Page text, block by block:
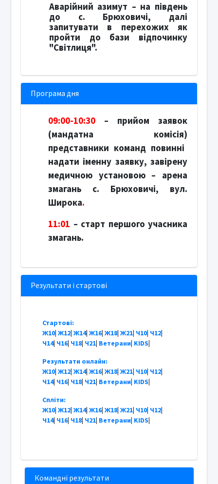
Аварійний азимут – на південь
до с. Брюховичі, далі
запитувати в перехожих як
пройти до бази відпочинку
"Світлиця".
Програма дня
09:00-10:30 – прийом заявок
(мандатна комісія)
представники команд повинні
надати іменну заявку, завірену
медичною установою – арена
змагань с. Брюховичі, вул.
Широка.
11:01 – старт першого учасника
змагань.
Результати і стартові
Стартові:
Ж10| Ж12| Ж14| Ж16| Ж18| Ж21| Ч10| Ч12|
Ч14| Ч16| Ч18| Ч21| Ветерани| KIDS|
Результати онлайн:
Ж10| Ж12| Ж14| Ж16| Ж18| Ж21| Ч10| Ч12|
Ч14| Ч16| Ч18| Ч21| Ветерани| KIDS|
Спліти:
Ж10| Ж12| Ж14| Ж16| Ж18| Ж21| Ч10| Ч12|
Ч14| Ч16| Ч18| Ч21| Ветерани| KIDS|
Командні результати